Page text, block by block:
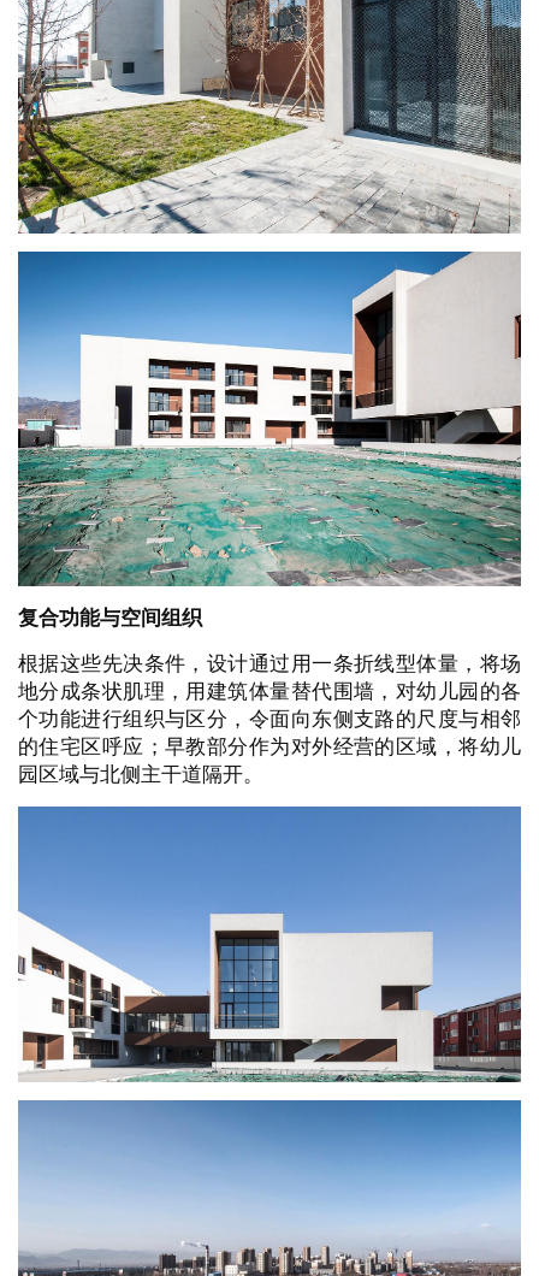
复合功能与空间组织
根据这些先决条件，设计通过用一条折线型体量，将场
地分成条状肌理，用建筑体量替代围墙，对幼儿园的各
个功能进行组织与区分，令面向东侧支路的尺度与相邻
的住宅区呼应；早教部分作为对外经营的区域，将幼儿
园区域与北侧主干道隔开。